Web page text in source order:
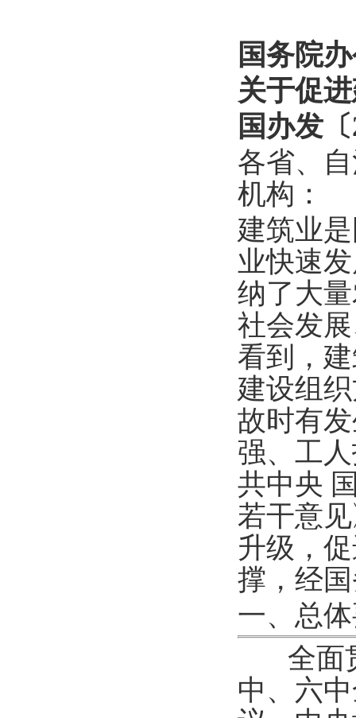
国务院
关于促
国办发
各省、
机构：
建筑业
业快速
纳了大
社会发
看到，
建设组
故时有
强、工
共中央
若干意
升级，
撑，经
一、总
全面贯
中、六